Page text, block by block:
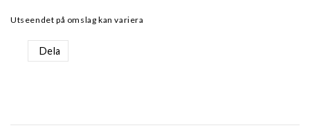
Utseendet på omslag kan variera
Dela